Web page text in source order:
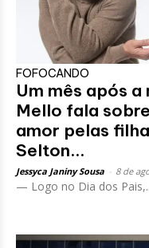
FOFOCANDO
Um mês após
Mello fala
amor pelas
Selton...
Jessyca Janiny Sousa 8 de
— Logo no Dia dos